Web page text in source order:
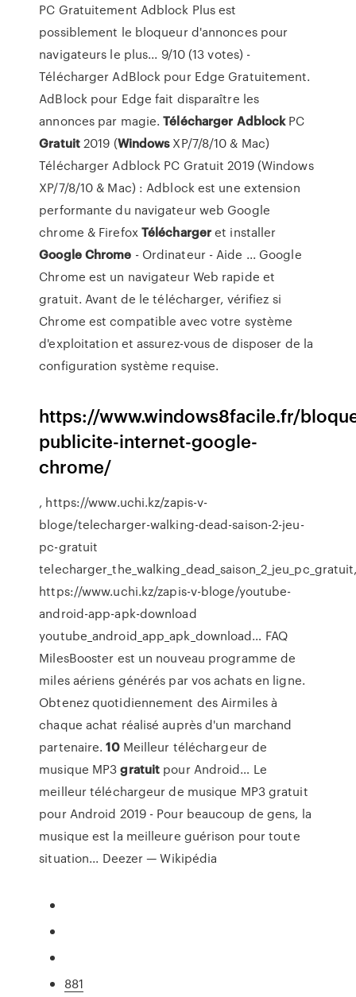
PC Gratuitement Adblock Plus est
possiblement le bloqueur d'annonces pour
navigateurs le plus... 9/10 (13 votes) -
Télécharger AdBlock pour Edge Gratuitement.
AdBlock pour Edge fait disparaître les
annonces par magie.Télécharger AdblockPC
Gratuit2019 (WindowsXP/7/8/10 & Mac)
Télécharger Adblock PC Gratuit 2019 (Windows
XP/7/8/10 & Mac) : Adblock est une extension
performante du navigateur web Google
chrome & FirefoxTéléchargeret installer
GoogleChrome - Ordinateur - Aide ... Google
Chrome est un navigateur Web rapide et
gratuit. Avant de le télécharger, vérifiez si
Chrome est compatible avec votre système
d'exploitation et assurez-vous de disposer de la
configuration système requise.
https://www.windows8facile.fr/
publicite-internet-google-
chrome/
, https://www.uchi.kz/zapis-v-
bloge/telecharger-walking-dead-saison-2-jeu-
pc-gratuit
https://www.uchi.kz/zapis-v-bloge/youtube-
android-app-apk-download
youtube_android_app_apk_download… FAQ
MilesBooster est un nouveau programme de
miles aériens générés par vos achats en ligne.
Obtenez quotidiennement des Airmiles à
chaque achat réalisé auprès d'un marchand
partenaire.10Meilleur téléchargeur de
musique MP3gratuit pour Android… Le
meilleur téléchargeur de musique MP3 gratuit
pour Android 2019 - Pour beaucoup de gens, la
musique est la meilleure guérison pour toute
situation... Deezer — Wikipédia
881